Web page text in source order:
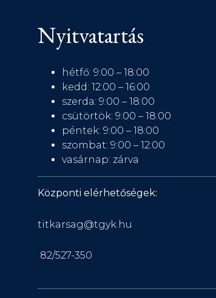
Nyitvatartás
hétfő: 9:00 – 18:00
kedd: 12:00 – 16:00
szerda: 9:00 – 18:00
csütörtök: 9:00 – 18:00
péntek: 9:00 – 18:00
szombat: 9:00 – 12:00
vasárnap: zárva
Központi elérhetőségek:
titkarsag@tgyk.hu
82/527-350